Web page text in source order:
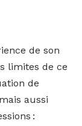
de son
limites de ce
de
aussi
: